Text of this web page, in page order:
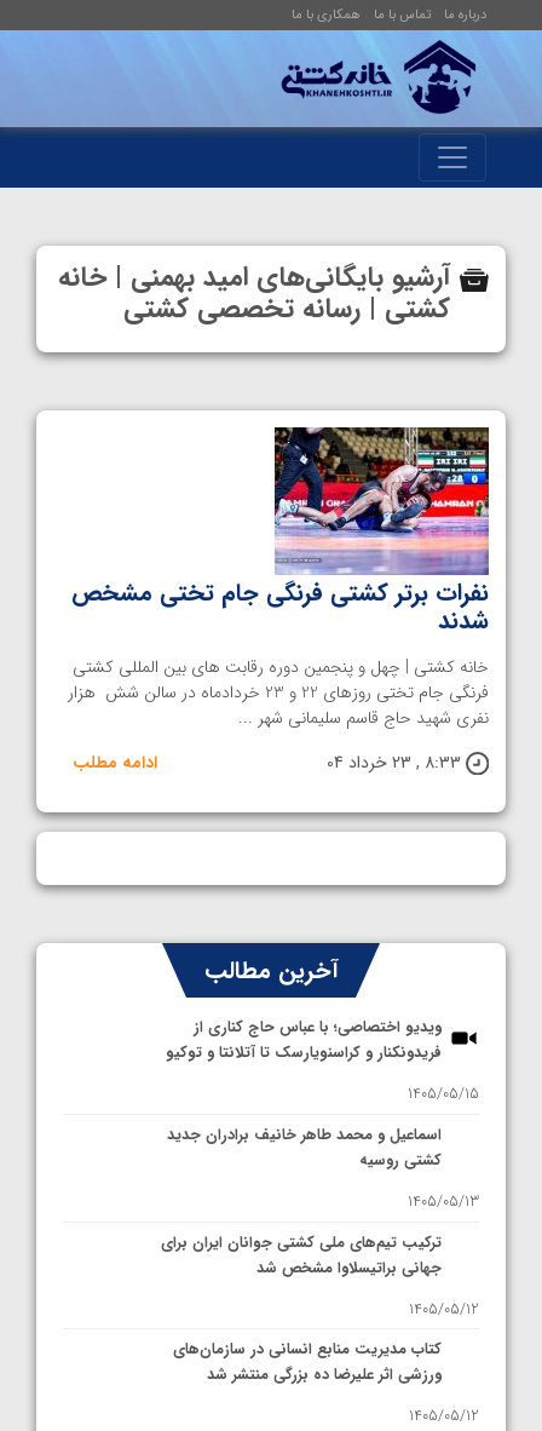
درباره ما تماس با ما همکاری با ما
آرشیو بایگانی‌های امید بهمنی | خانه
کشتی | رسانه تخصصی کشتی
نفرات برتر کشتی فرنگی جام تختی مشخص
شدند
خانه کشتی | چهل و پنجمین دوره رقابت های بین المللی کشتی
فرنگی جام تختی روزهای 22 و 23 خردادماه در سالن شش هزار
نفری شهید حاج قاسم سلیمانی شهر ...
8:33 , 23 خرداد 04
ادامه مطلب
آخرین مطالب
ویدیو اختصاصی؛ با عباس حاج کناری از
فریدونکنار و کراسنویارسک تا آتلانتا و توکیو
1405/05/15
اسماعیل و محمد طاهر خانیف برادران جدید
کشتی روسیه
1405/05/13
ترکیب تیم‌های ملی کشتی جوانان ایران برای
جهانی براتیسلاوا مشخص شد
1405/05/12
کتاب مدیریت منابع انسانی در سازمان‌های
ورزشی اثر علیرضا ده بزرگی منتشر شد
1405/05/12